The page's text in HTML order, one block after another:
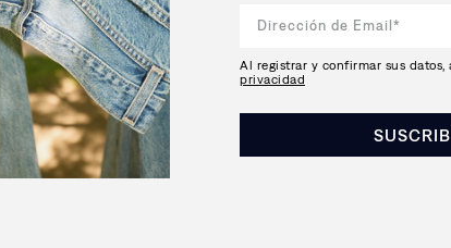
Al registrar y confirmar sus datos,
privacidad